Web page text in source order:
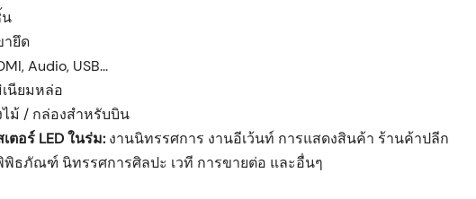
ายึด
Audio, USB...
นียมหล่อ
ม้ / กล่องสำหรับบิน
ตอร์ LED ในร่ม: งานนิทรรศการ งานอีเว้นท์ การแสดงสินค้า ร้านค้าปลีก
ธภัณฑ์ นิทรรศการศิลปะ เวที การขายต่อ และอื่นๆ